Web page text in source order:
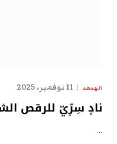
الهدهد 11 نوفمبر، 2025
نادٍ سِرِّيّ للرقص
…